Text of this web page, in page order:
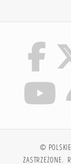
©
ZASTRZEŻONE.